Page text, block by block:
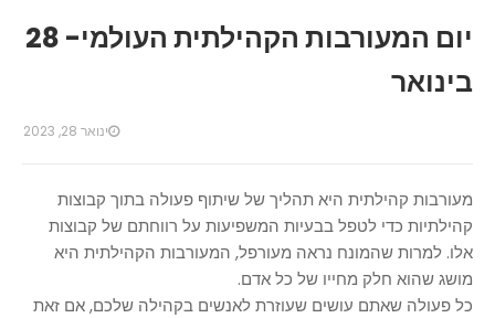
יום המעורבות הקהילתית העולמי- 28
בינואר
ינואר 28, 2023
מעורבות קהילתית היא תהליך של שיתוף פעולה בתוך קבוצות
קהילתיות כדי לטפל בבעיות המשפיעות על רווחתם של קבוצות
אלו. למרות שהמונח נראה מעורפל, המעורבות הקהילתית היא
מושג שהוא חלק מחייו של כל אדם.
כל פעולה שאתם עושים שעוזרת לאנשים בקהילה שלכם, אם זאת